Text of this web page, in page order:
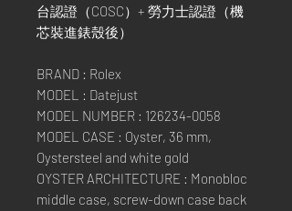
台認證（COSC）+ 勞力士認證（機
芯裝進錶殼後）
BRAND : Rolex
MODEL : Datejust
MODEL NUMBER : 126234-0058
MODEL CASE : Oyster, 36 mm,
Oystersteel and white gold
OYSTER ARCHITECTURE : Monobloc
middle case, screw-down case back